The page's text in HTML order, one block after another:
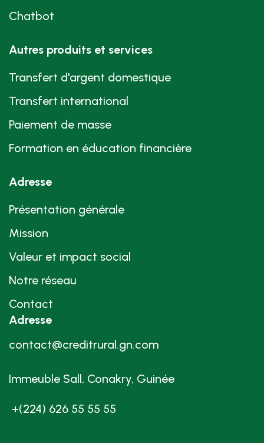
Chatbot
Autres produits et services
Transfert d'argent domestique
Transfert international
Paiement de masse
Formation en éducation financière
Adresse
Présentation générale
Mission
Valeur et impact social
Notre réseau
Contact
Adresse
contact@creditrural.gn.com
Immeuble Sall, Conakry, Guinée
+(224) 626 55 55 55